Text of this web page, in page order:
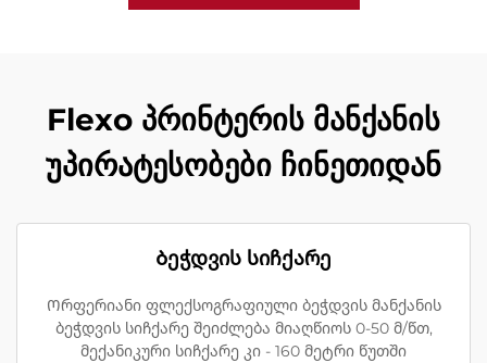
Flexo პრინტერის მანქანის
უპირატესობები ჩინეთიდან
Ბეჭდვის სიჩქარე
Ორფერიანი ფლექსოგრაფიული ბეჭდვის მანქანის
ბეჭდვის სიჩქარე შეიძლება მიაღწიოს 0-50 მ/წთ,
მექანიკური სიჩქარე კი - 160 მეტრი წუთში